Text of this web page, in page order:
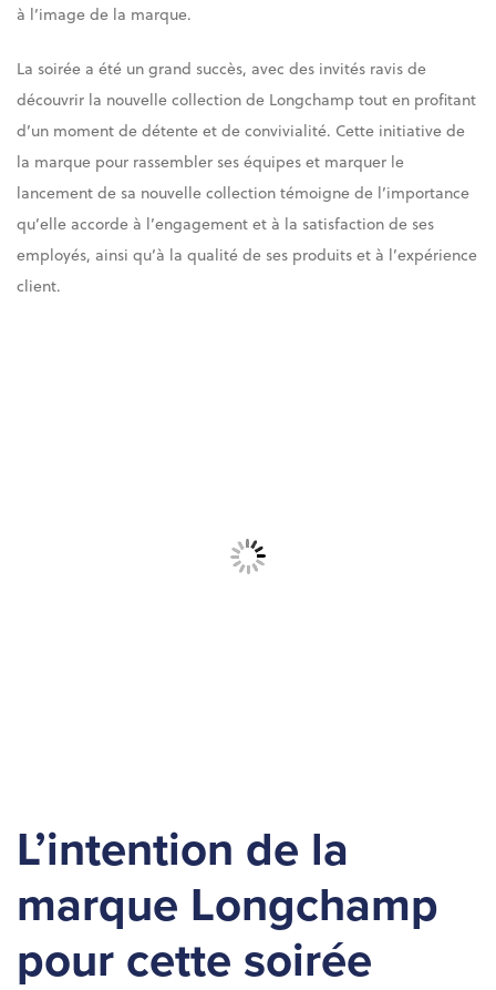
à l’image de la marque.
La soirée a été un grand succès, avec des invités ravis de
découvrir la nouvelle collection de Longchamp tout en profitant
d’un moment de détente et de convivialité. Cette initiative de
la marque pour rassembler ses équipes et marquer le
lancement de sa nouvelle collection témoigne de l’importance
qu’elle accorde à l’engagement et à la satisfaction de ses
employés, ainsi qu’à la qualité de ses produits et à l’expérience
client.
L’intention de la
marque Longchamp
pour cette soirée